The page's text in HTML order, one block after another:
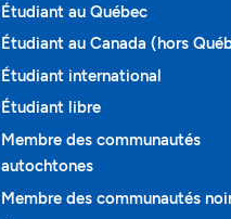
Étudiant au Québec
Étudiant au Canada (hors
Étudiant international
Étudiant libre
Membre des communautés
autochtones
Membre des communautés